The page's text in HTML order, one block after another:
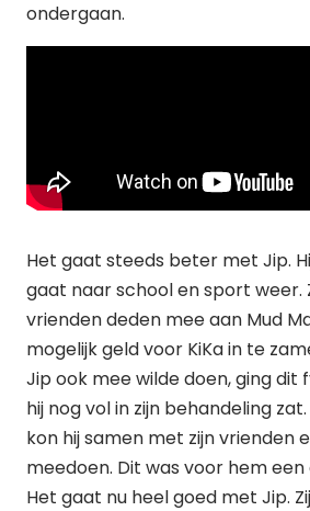
ondergaan.
Het gaat steeds beter met Jip.
gaat naar school en sport weer.
vrienden deden mee aan Mud
mogelijk geld voor KiKa in te
Jip ook mee wilde doen, ging dit
hij nog vol in zijn behandeling
kon hij samen met zijn vrienden
meedoen. Dit was voor hem
Het gaat nu heel goed met Jip.